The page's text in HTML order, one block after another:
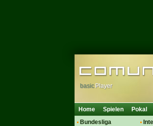
basic Player
Home Spielen Pokal
Bundesliga